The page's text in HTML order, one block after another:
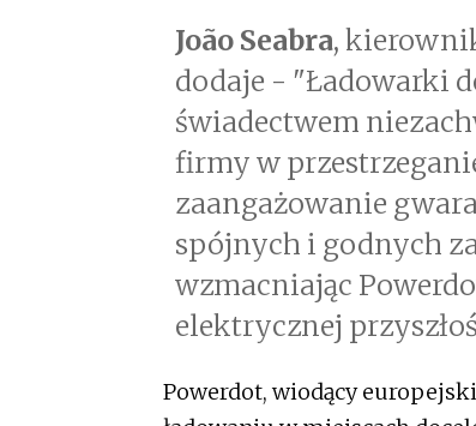
João Seabra,
dodaje - "Ładowarki
świadectwem
firmy w
zaangażowanie
spójnych i godnych
wzmacniając
elektrycznej
Powerdot, wiodący